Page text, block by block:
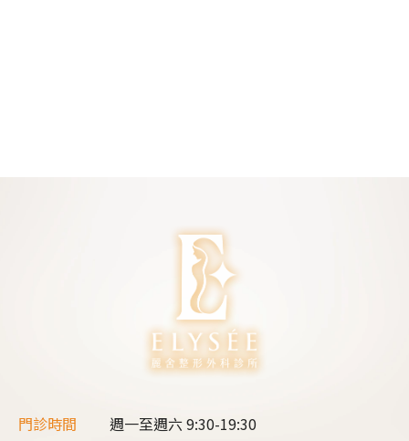
門診時間 週一至週六9:30-19:30